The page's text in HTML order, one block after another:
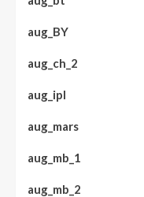
aug_BY
aug_ch_2
aug_ipl
aug_mars
aug_mb_1
aug_mb_2